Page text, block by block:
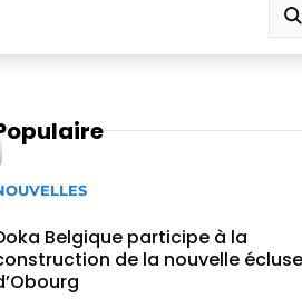
Belgique participe à la
de la nouvelle écluse